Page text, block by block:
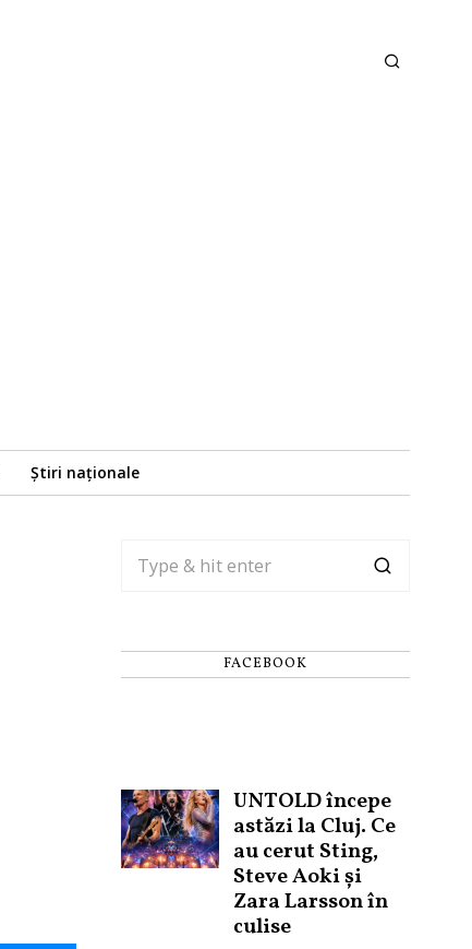
Știri naționale
FACEBOOK
UNTOLD începe
astăzi la Cluj. Ce
au cerut Sting,
Steve Aoki și
Zara Larsson în
culise